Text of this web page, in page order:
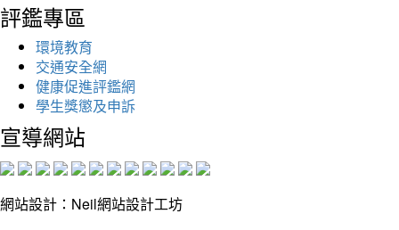
評鑑專區
環境教育
交通安全網
健康促進評鑑網
學生獎懲及申訴
宣導網站
網站設計：Neil網站設計工坊